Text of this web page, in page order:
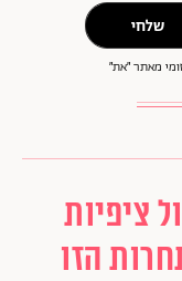
שלחי
מאתר ״את״
ציפיות
הזו